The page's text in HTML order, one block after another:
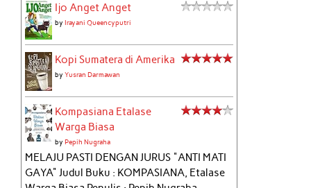
Ijo Anget Anget
byIrayani Queencyputri
Kopi Sumatera di Amerika
byYusran Darmawan
Kompasiana Etalase
Warga Biasa
byPepih Nugraha
MELAJU PASTI DENGAN JURUS "ANTI MATI
GAYA" Judul Buku : KOMPASIANA, Etalase